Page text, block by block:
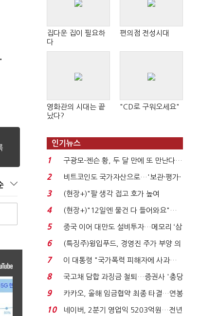
집다운 집이 필요하
다
편의점 전성시대
영화관의 시대는 끝
났다?
"CD로 구워오세요"
인기뉴스
1
구광모-젠슨 황, 두 달 만에 또 만난다…
로봇·AI 등 논...
2
비트코인도 국가자산으로…'보관·평가·
처분' 기준은 ...
3
(현장+)"팔 생각 접고 호가 높여
요"…'덜 똘똘한 한 채' 20...
4
(현장+)"12일엔 물건 다 들어와요"…
빈 매대 채우며 문 연 ...
5
중국 이어 대만도 설비투자…메모리 ‘삼
국전쟁’
6
(특징주)윙입푸드, 경영진 주가 부양 의
지에 상한가...
7
이 대통령 "국가폭력 피해자에 사과…
적극적 조사로 진...
8
국고채 담합 과징금 철퇴…증권사 '충당
금 폭탄' 우려...
9
카카오, 올해 임금협약 최종 타결…연봉
6.3% 인상·격려...
10
네이버, 2분기 영업익 5203억원…전년